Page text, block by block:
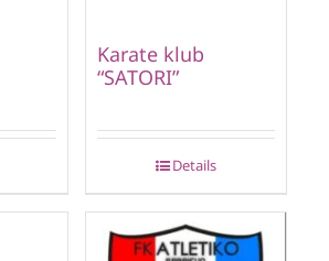
Karate klub
“SATORI”
Details